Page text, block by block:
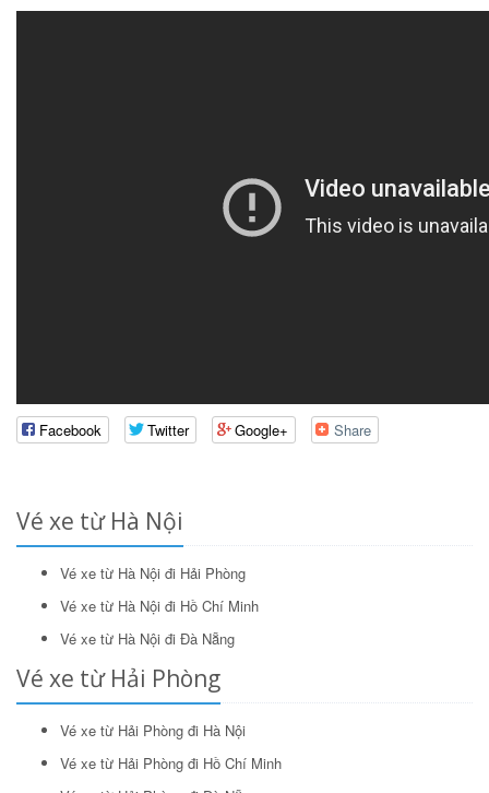
Facebook Twitter Google+ Share
Vé xe từ Hà Nội
Vé xe từ Hà Nội đi Hải Phòng
Vé xe từ Hà Nội đi Hồ Chí Minh
Vé xe từ Hà Nội đi Đà Nẵng
Vé xe từ Hải Phòng
Vé xe từ Hải Phòng đi Hà Nội
Vé xe từ Hải Phòng đi Hồ Chí Minh